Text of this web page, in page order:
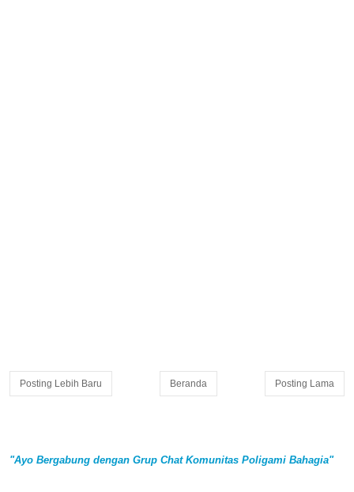
Posting Lebih Baru Posting Lama
Beranda
"Ayo Bergabung dengan Grup Chat Komunitas Poligami Bahagia"